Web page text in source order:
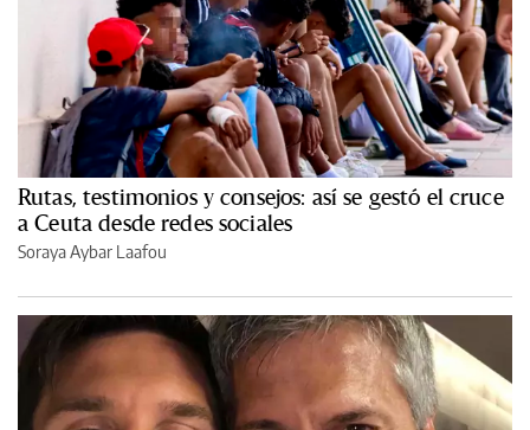
Rutas, testimonios y consejos: así se gestó el cruce
a Ceuta desde redes sociales
Soraya Aybar Laafou